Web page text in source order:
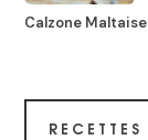
Calzone Maltaise